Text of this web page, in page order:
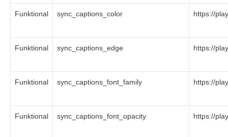
Funktional sync_captions_color https://
Funktional sync_captions_edge https://
Funktional sync_captions_font_family https://
Funktional sync_captions_font_opacity https://